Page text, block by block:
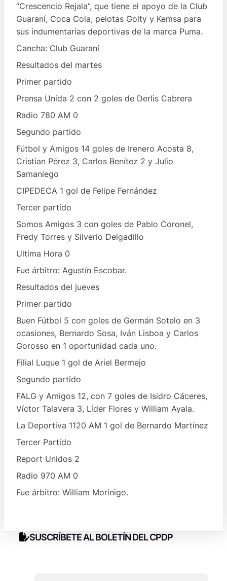
“Crescencio Rejala”, que tiene el apoyo de la Club
Guaraní, Coca Cola, pelotas Golty y Kemsa para
sus indumentarias deportivas de la marca Puma.
Cancha: Club Guaraní
Resultados del martes
Primer partido
Prensa Unida 2 con 2 goles de Derlis Cabrera
Radio 780 AM 0
Segundo partido
Fútbol y Amigos 14 goles de Irenero Acosta 8,
Cristian Pérez 3, Carlos Benítez 2 y Julio
Samaniego
CIPEDECA 1 gol de Felipe Fernández
Tercer partido
Somos Amigos 3 con goles de Pablo Coronel,
Fredy Torres y Silverio Delgadillo
Ultima Hora 0
Fue árbitro: Agustín Escobar.
Resultados del jueves
Primer partido
Buen Fútbol 5 con goles de Germán Sotelo en 3
ocasiones, Bernardo Sosa, Iván Lisboa y Carlos
Gorosso en 1 oportunidad cada uno.
Filial Luque 1 gol de Ariel Bermejo
Segundo partido
FALG y Amigos 12, con 7 goles de Isidro Cáceres,
Víctor Talavera 3, Líder Flores y William Ayala.
La Deportiva 1120 AM 1 gol de Bernardo Martínez
Tercer Partido
Report Unidos 2
Radio 970 AM 0
Fue árbitro: William Morinigo.
SUSCRÍBETE AL BOLETÍN DEL CPDP